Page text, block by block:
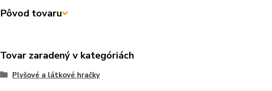
Pôvod tovaru
Tovar zaradený v kategóriách
Plyšové a látkové hračky